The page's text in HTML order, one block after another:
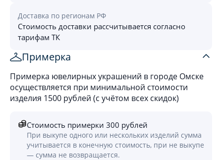
Доставка по регионам РФ
Стоимость доставки рассчитывается согласно
тарифам ТК
Примерка
Примерка ювелирных украшений в городе Омске
осуществляется при минимальной стоимости
изделия 1500 рублей (с учётом всех скидок)
Стоимость примерки 300 рублей
При выкупе одного или нескольких изделий сумма
учитывается в конечную стоимость, при не выкупе
— сумма не возвращается.